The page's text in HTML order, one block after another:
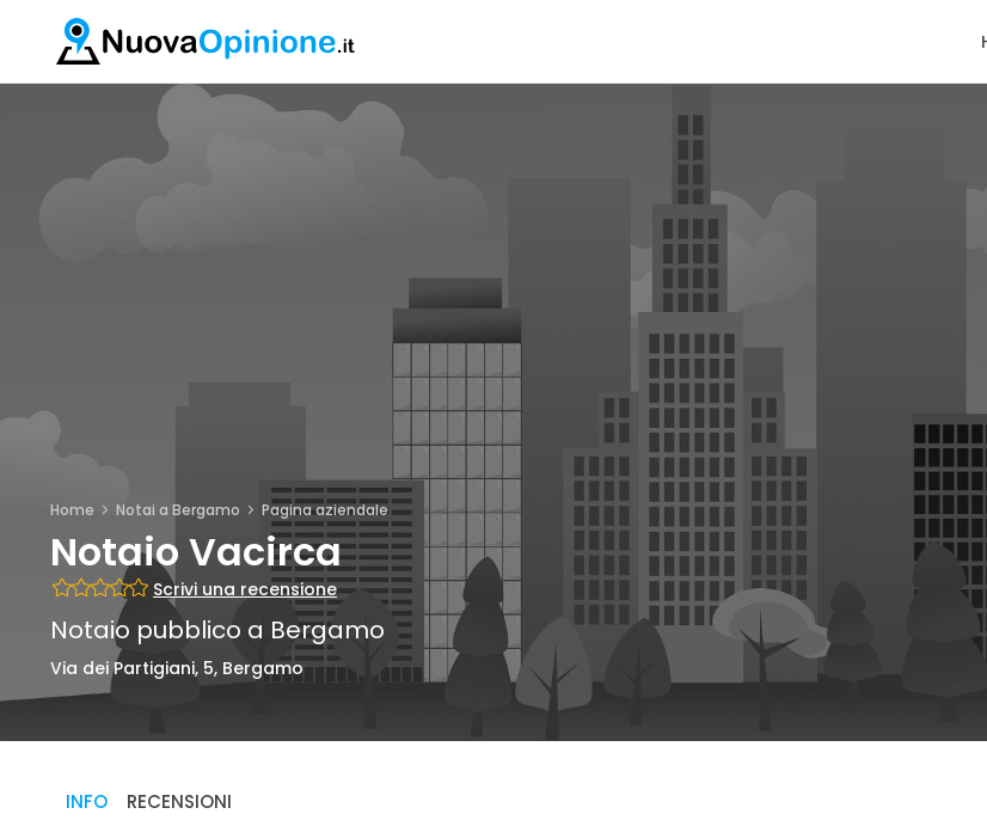
Home Notai a Bergamo Pagina aziendale
Notaio Vacirca
Scrivi una recensione
Notaio pubblico a Bergamo
Via dei Partigiani, 5, Bergamo
INFO RECENSIONI